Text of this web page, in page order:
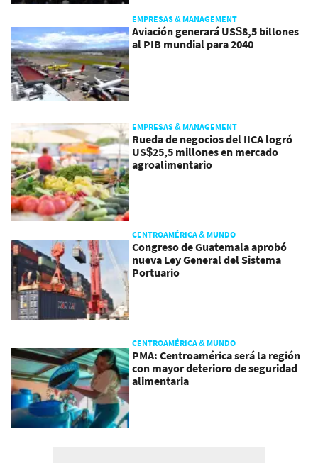
EMPRESAS & MANAGEMENT
Aviación generará US$8,5 billones
al PIB mundial para 2040
EMPRESAS & MANAGEMENT
Rueda de negocios del IICA logró
US$25,5 millones en mercado
agroalimentario
CENTROAMÉRICA & MUNDO
Congreso de Guatemala aprobó
nueva Ley General del Sistema
Portuario
CENTROAMÉRICA & MUNDO
PMA: Centroamérica será la región
con mayor deterioro de seguridad
alimentaria